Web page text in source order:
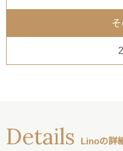
Details Linoの詳